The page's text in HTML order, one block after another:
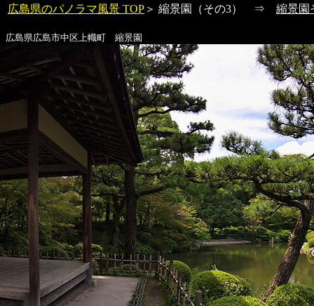
広島県のパノラマ風景 TOP ＞ 縮景園 （その3） ⇒ 縮景園
広島県広島市中区上幟町 縮景園